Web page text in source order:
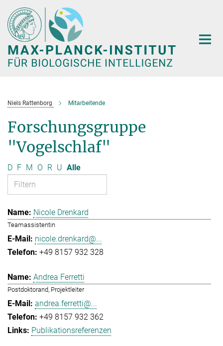
Hauptinhalt
Niels Rattenborg Mitarbeitende
Forschungsgruppe
"Vogelschlaf"
D F M O R U Alle
Nicole Drenkard
Teamassistentin
nicole.drenkard@...
+49 8157 932 328
Andrea Ferretti
Postdoktorand, Projektleiter
andrea.ferretti@...
+49 8157 932 362
Publikationsreferenzen